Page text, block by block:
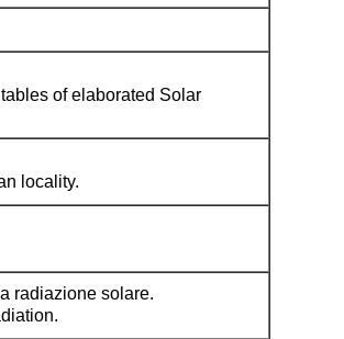
of elaborated Solar
locality.
radiazione solare.